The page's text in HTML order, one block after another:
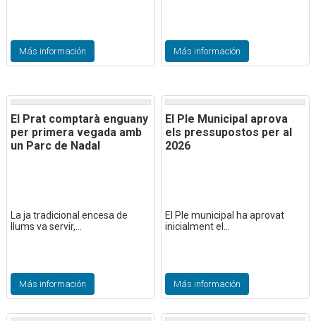
Más información Más información
El Prat comptarà enguany
per primera vegada amb
un Parc de Nadal
La ja tradicional encesa de
llums va servir,...
Más información
El Ple Municipal aprova
els pressupostos per al
2026
El Ple municipal ha aprovat
inicialment el...
Más información